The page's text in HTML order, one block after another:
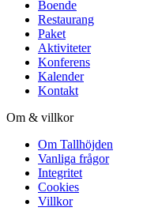
Boende
Restaurang
Paket
Aktiviteter
Konferens
Kalender
Kontakt
Om & villkor
Om Tallhöjden
Vanliga frågor
Integritet
Cookies
Villkor